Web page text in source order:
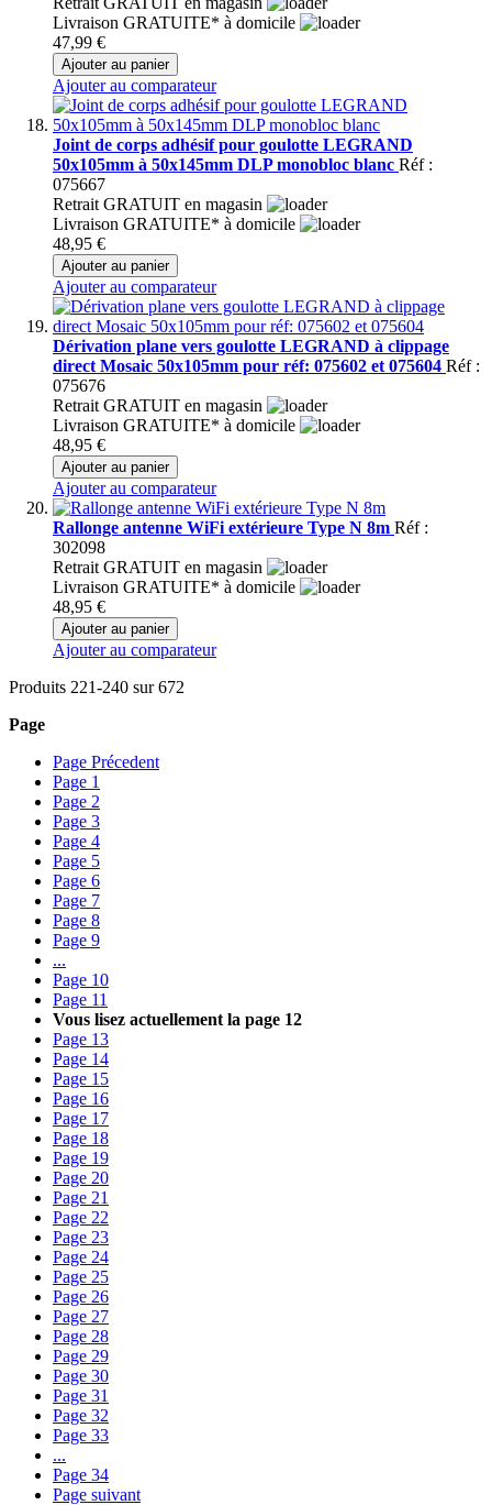
Livraison GRATUITE* à domicile
47,99 €
Ajouter au panier
Ajouter au comparateur
Joint de corps adhésif pour goulotte LEGRAND
50x105mm à 50x145mm DLP monobloc blanc Réf :
075667
Retrait GRATUIT en magasin
Livraison GRATUITE* à domicile
48,95 €
Ajouter au panier
Ajouter au comparateur
Dérivation plane vers goulotte LEGRAND à clippage
direct Mosaic 50x105mm pour réf: 075602 et 075604 Réf :
075676
Retrait GRATUIT en magasin
Livraison GRATUITE* à domicile
48,95 €
Ajouter au panier
Ajouter au comparateur
Rallonge antenne WiFi extérieure Type N 8m Réf :
302098
Retrait GRATUIT en magasin
Livraison GRATUITE* à domicile
48,95 €
Ajouter au panier
Ajouter au comparateur
Produits 221-240 sur672
Page
Page Précedent
Page 1
Page 2
Page 3
Page 4
Page 5
Page 6
Page 7
Page 8
Page 9
...
Page 10
Page 11
Vous lisez actuellement la page 12
Page 13
Page 14
Page 15
Page 16
Page 17
Page 18
Page 19
Page 20
Page 21
Page 22
Page 23
Page 24
Page 25
Page 26
Page 27
Page 28
Page 29
Page 30
Page 31
Page 32
Page 33
...
Page 34
Page suivant